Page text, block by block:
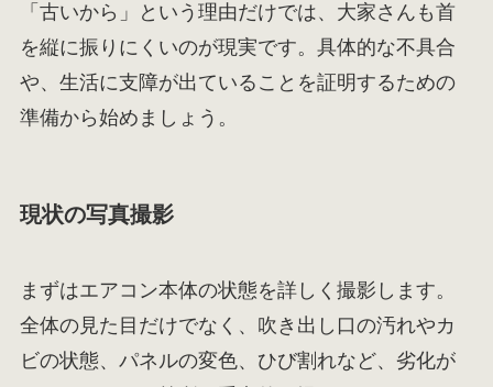
「古いから」という理由だけでは、大家さんも首
を縦に振りにくいのが現実です。具体的な不具合
や、生活に支障が出ていることを証明するための
準備から始めましょう。
現状の写真撮影
まずはエアコン本体の状態を詳しく撮影します。
全体の見た目だけでなく、吹き出し口の汚れやカ
ビの状態、パネルの変色、ひび割れなど、劣化が